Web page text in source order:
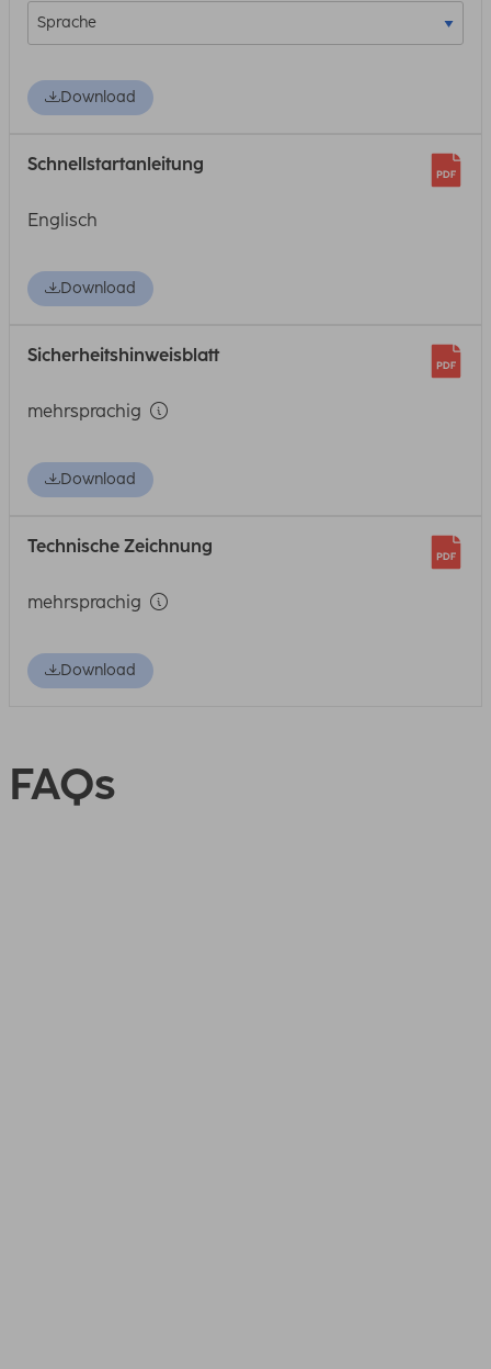
Download
Schnellstartanleitung
Englisch
Download
Sicherheitshinweisblatt
mehrsprachig
Download
Technische Zeichnung
mehrsprachig
Download
FAQs